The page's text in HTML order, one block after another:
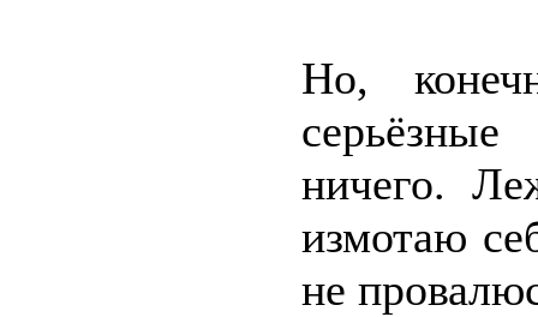
Но,
ничего.
измотаю
не